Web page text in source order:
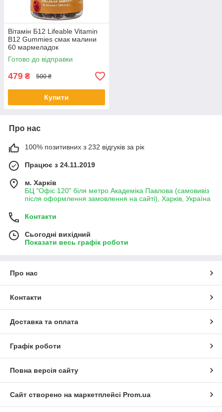
Вітамін Б12 Lifeable Vitamin
B12 Gummies смак малини
60 мармеладок
Готово до відправки
479 ₴ 500 ₴
Купити
Про нас
100% позитивних з 232 відгуків за рік
Працює з 24.11.2019
м. Харків
БЦ "Офіс 120" біля метро Академіка Павлова (самовивіз
після оформлення замовлення на сайті), Харків, Україна
Контакти
Сьогодні вихідний
Показати весь графік роботи
Про нас
Контакти
Доставка та оплата
Графік роботи
Повна версія сайту
Сайт створено на маркетплейсі Prom.ua